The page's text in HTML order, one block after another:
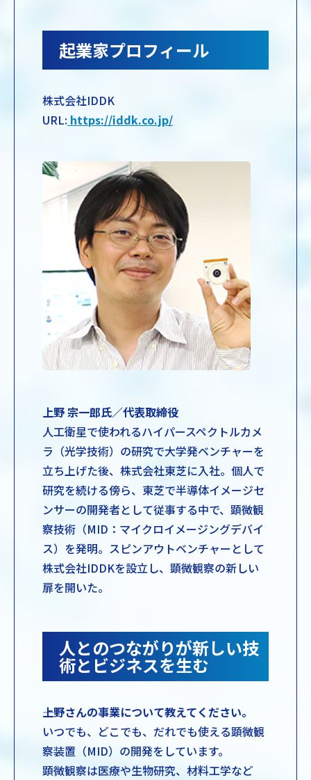
起業家プロフィール
株式会社IDDK
URL: https://iddk.co.jp/
上野 宗一郎氏／代表取締役
人工衛星で使われるハイパースペクトルカメ
ラ（光学技術）の研究で大学発ベンチャーを
立ち上げた後、株式会社東芝に入社。個人で
研究を続ける傍ら、東芝で半導体イメージセ
ンサーの開発者として従事する中で、顕微観
察技術（MID：マイクロイメージングデバイ
ス）を発明。スピンアウトベンチャーとして
株式会社IDDKを設立し、顕微観察の新しい
扉を開いた。
人とのつながりが新しい技
術とビジネスを生む
――上野さんの事業について教えてください。
いつでも、どこでも、だれでも使える顕微観
察装置（MID）の開発をしています。
顕微観察は医療や生物研究、材料工学など